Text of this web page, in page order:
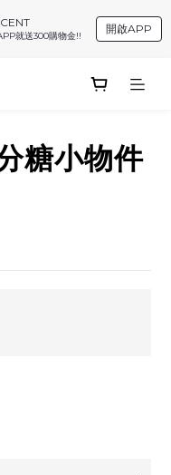
就送300購物金!!
開啟APP
糖小物件